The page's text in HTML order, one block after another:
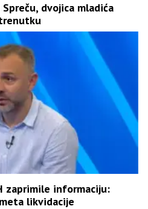
dvojica mladića
zaprimile informaciju:
likvidacije